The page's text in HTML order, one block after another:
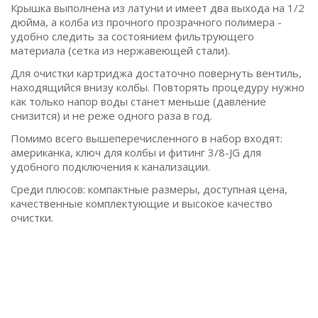
Крышка выполнена из латуни и имеет два выхода на 1/2
дюйма, а колба из прочного прозрачного полимера -
удобно следить за состоянием фильтрующего
материала (сетка из нержавеющей стали).
Для очистки картриджа достаточно повернуть вентиль,
находящийся внизу колбы. Повторять процедуру нужно
как только напор воды станет меньше (давление
снизится) и не реже одного раза в год.
Помимо всего вышеперечисленного в набор входят:
американка, ключ для колбы и фитинг 3/8-JG для
удобного подключения к канализации.
Среди плюсов: компактные размеры, доступная цена,
качественные комплектующие и высокое качество
очистки.